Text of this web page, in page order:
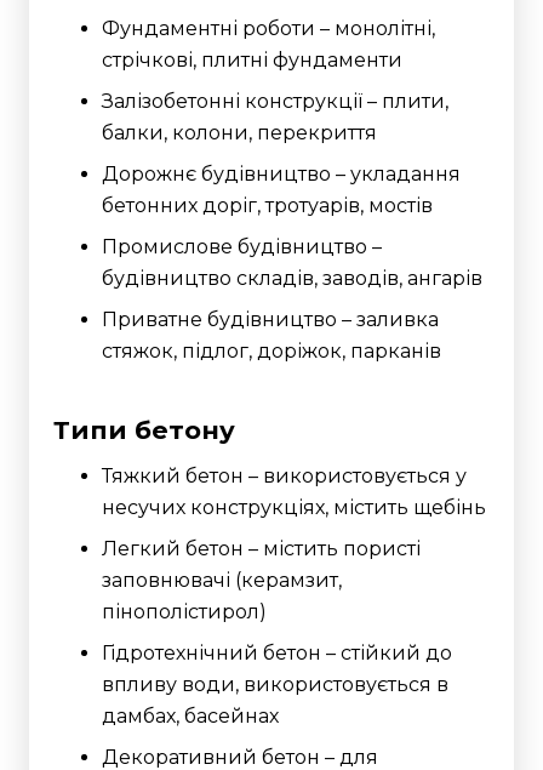
Фундаментні роботи – монолітні,
стрічкові, плитні фундаменти
Залізобетонні конструкції – плити,
балки, колони, перекриття
Дорожнє будівництво – укладання
бетонних доріг, тротуарів, мостів
Промислове будівництво –
будівництво складів, заводів, ангарів
Приватне будівництво – заливка
стяжок, підлог, доріжок, парканів
Типи бетону
Тяжкий бетон – використовується у
несучих конструкціях, містить щебінь
Легкий бетон – містить пористі
заповнювачі (керамзит,
пінополістирол)
Гідротехнічний бетон – стійкий до
впливу води, використовується в
дамбах, басейнах
Декоративний бетон – для